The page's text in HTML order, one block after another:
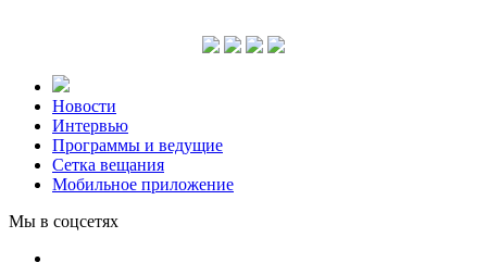
Новости
Интервью
Программы и ведущие
Сетка вещания
Мобильное приложение
Мы в соцсетях